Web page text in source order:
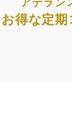
お得な定期